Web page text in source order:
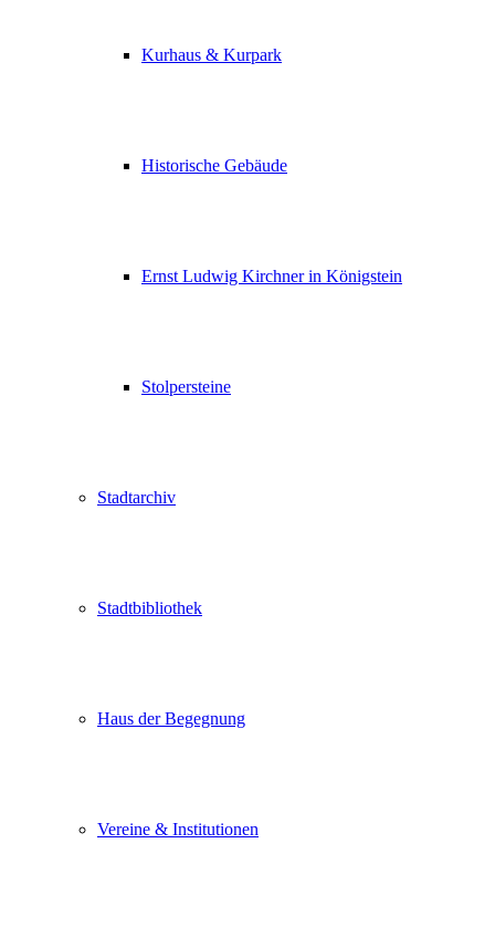
Kurhaus & Kurpark
Historische Gebäude
Ernst Ludwig Kirchner in Königstein
Stolpersteine
Stadtarchiv
Stadtbibliothek
Haus der Begegnung
Vereine & Institutionen